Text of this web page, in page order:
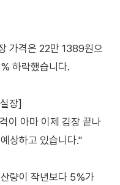
가격은 22만 1389원으
하락했습니다.
장]
이 아마 이제 김장 끝나
상하고 있습니다."
량이 작년보다 5%가